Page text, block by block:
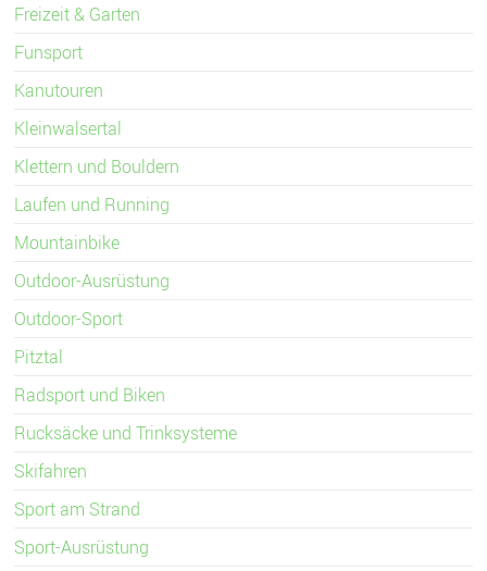
Freizeit & Garten
Funsport
Kanutouren
Kleinwalsertal
Klettern und Bouldern
Laufen und Running
Mountainbike
Outdoor-Ausrüstung
Outdoor-Sport
Pitztal
Radsport und Biken
Rucksäcke und Trinksysteme
Skifahren
Sport am Strand
Sport-Ausrüstung